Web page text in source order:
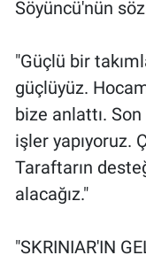
Söyüncü'nün
"Güçlü bir
güçlüyüz.
bize anlattı.
işler yapıyoruz.
Taraftarın
alacağız."
"SKRINIAR'IN